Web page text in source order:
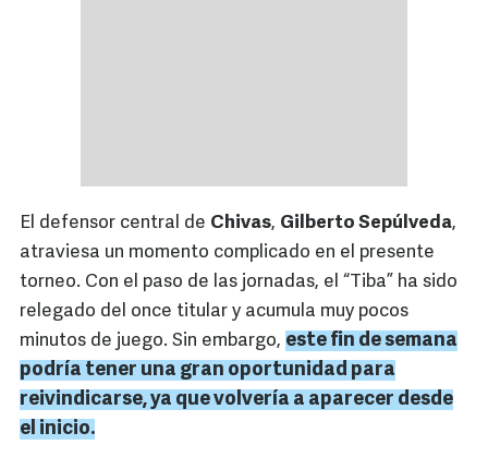
El defensor central de Chivas, Gilberto Sepúlveda,
atraviesa un momento complicado en el presente
torneo. Con el paso de las jornadas, el “Tiba” ha sido
relegado del once titular y acumula muy pocos
minutos de juego. Sin embargo, este fin de semana
podría tener una gran oportunidad para
reivindicarse, ya que volvería a aparecer desde
el inicio.